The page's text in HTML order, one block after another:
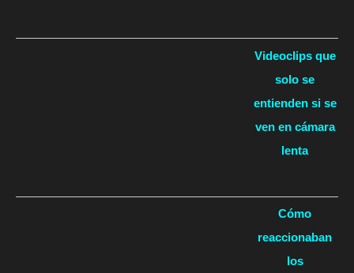
Videoclips que
solo se
entienden si se
ven en cámara
lenta
Cómo
reaccionaban
los